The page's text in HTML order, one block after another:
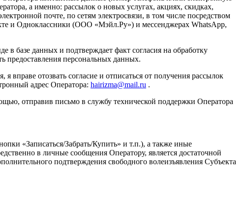
а именно: рассылок о новых услугах, акциях, скидках,
почте, по сетям электросвязи, в том числе посредством
и Одноклассники (ООО «Мэйл.Ру») и мессенджерах WhatsApp,
в базе данных и подтверждает факт согласия на обработку
предоставления персональных данных.
отозвать согласие и отписаться от получения рассылок
адрес Оператора: hairizma@mail.ru .
отправив письмо в службу технической поддержки Оператора
«Записаться/Забрать/Купить» и т.п.), а также иные
в личные сообщения Оператору, является достаточной
подтверждения свободного волеизъявления Субъекта